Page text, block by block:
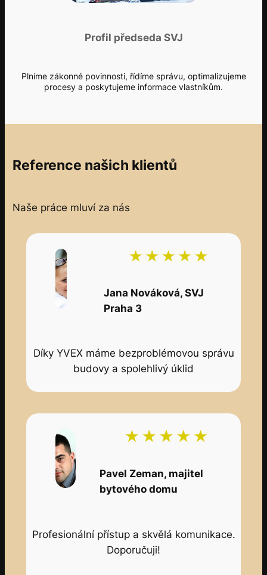
Profil předseda SVJ
Plníme zákonné povinnosti, řídíme správu, optimalizujeme
procesy a poskytujeme informace vlastníkům.
Reference našich klientů
Naše práce mluví za nás
Jana Nováková, SVJ
Praha 3
Díky YVEX máme bezproblémovou správu
budovy a spolehlivý úklid
Pavel Zeman, majitel
bytového domu
Profesionální přístup a skvělá komunikace.
Doporučuji!